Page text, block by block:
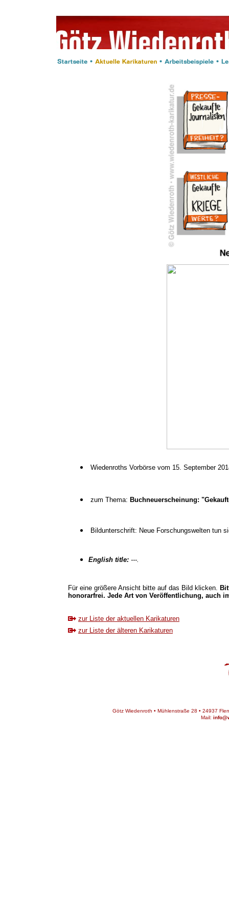
Wiedenroths Vorbörse vom 15. September
zum Thema: Buchneuerscheinung:
Bildunterschrift: Neue Forschungswelten tun
English title: ---.
Für eine größere Ansicht bitte auf das Bild klicken.
honorarfrei. Jede Art von Veröffentlichung, auch
zur Liste der aktuellen Karikaturen
zur Liste der älteren Karikaturen
Götz Wiedenroth • Mühlenstraße 28 • 24937
Mail: